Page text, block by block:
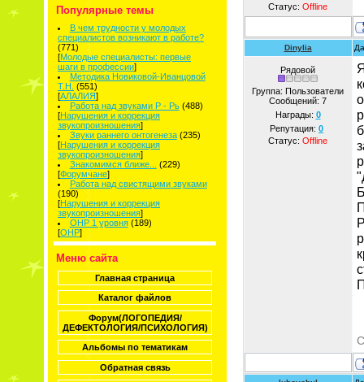
Популярные темы
В чем трудности у молодых
специалистов возникают в работе?
(771)
[Молодые специалисты: первые
шаги в профессии]
Методика Новиковой-Иванцовой
Т.Н. (551)
[АЛАЛИЯ]
Работа над звуками Р - Рь (488)
[Нарушения и коррекция
звукопроизношения]
Звуки раннего онтогенеза (235)
[Нарушения и коррекция
звукопроизношения]
Знакомимся ближе...
(229)
[Форумчане]
Работа над свистящими звуками
(190)
[Нарушения и коррекция
звукопроизношения]
ОНР 1 уровня (189)
[ОНР]
Меню сайта
Главная страница
Каталог файлов
Форум(ЛОГОПЕДИЯ/
ДЕФЕКТОЛОГИЯ/ПСИХОЛОГИЯ)
Альбомы по тематикам
Обратная связь
Статус: Offline
Dinylia
Рядовой
Группа: Пользователи
Сообщений: 7
Награды: 0
Репутация: 0
Статус: Offline